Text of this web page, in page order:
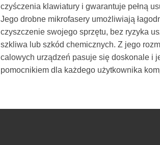
czyśczenia klawiatury i gwarantuje pełną
Jego drobne mikrofasery umożliwiają
czyszczenie swojego sprzętu, bez ryzyka
szkliwa lub szkód chemicznych. Z jego
calowych urządzeń pasuje się doskonale i
pomocnikiem dla każdego użytkownika